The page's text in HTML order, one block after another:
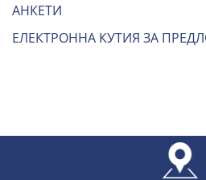
АНКЕТИ
ЕЛЕКТРОННА КУТИЯ ЗА